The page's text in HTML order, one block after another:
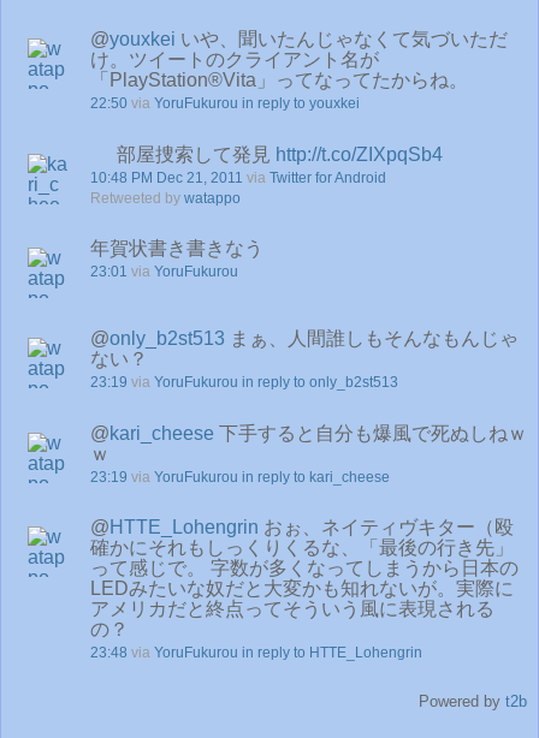
@youxkei いや、聞いたんじゃなくて気づいただ
け。ツイートのクライアント名が
「PlayStation®Vita」ってなってたからね。
22:50 via YoruFukurou in reply to youxkei
部屋捜索して発見 http://t.co/ZIXpqSb4
10:48 PM Dec 21, 2011 via Twitter for Android
Retweeted by watappo
年賀状書き書きなう
23:01 via YoruFukurou
@only_b2st513 まぁ、人間誰しもそんなもんじゃ
ない？
23:19 via YoruFukurou in reply to only_b2st513
@kari_cheese 下手すると自分も爆風で死ぬしねｗ
ｗ
23:19 via YoruFukurou in reply to kari_cheese
@ HTTE_Lohengrin おぉ、ネイティヴキター（殴
確かにそれもしっくりくるな、「最後の行き先」
って感じで。 字数が多くなってしまうから日本の
LEDみたいな奴だと大変かも知れないが。実際に
アメリカだと終点ってそういう風に表現される
の？
23:48 via YoruFukurou in reply to HTTE_Lohengrin
Powered by t2b